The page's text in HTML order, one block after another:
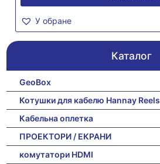
У обране
Каталог
GeoBox
Котушки для кабелю Hannay Reels
Кабельна оплетка
ПРОЕКТОРИ / ЕКРАНИ
комутатори HDMI